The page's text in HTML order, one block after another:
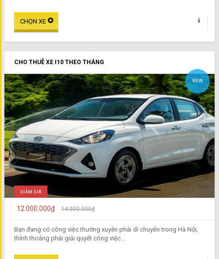
CHO THUÊ XE I10 THEO THÁNG
NEW
GIẢM GIÁ
12.000.000₫ 14.000.000₫
Bạn đang có công việc thường xuyên phải di chuyển trong Hà Nội,
thỉnh thoảng phải giải quyết công việc...